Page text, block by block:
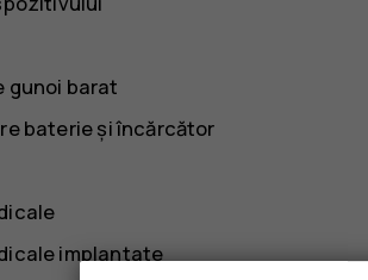
gunoi barat
baterie și încărcător
implantate